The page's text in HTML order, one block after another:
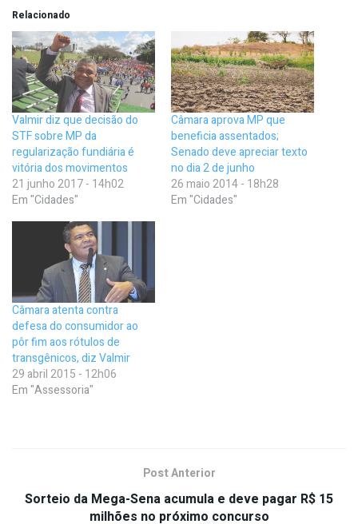
Relacionado
Valmir diz que decisão do
STF sobre MP da
regularização fundiária é
vitória dos movimentos
21 junho 2017 - 14h02
Em "Cidades"
Câmara aprova MP que
beneficia assentados;
Senado deve apreciar texto
no dia 2 de junho
26 maio 2014 - 18h28
Em "Cidades"
Câmara atenta contra
defesa do consumidor ao
pôr fim aos rótulos de
transgênicos, diz Valmir
29 abril 2015 - 12h06
Em "Assessoria"
Post Anterior
Sorteio da Mega-Sena acumula e deve pagar R$ 15
milhões no próximo concurso